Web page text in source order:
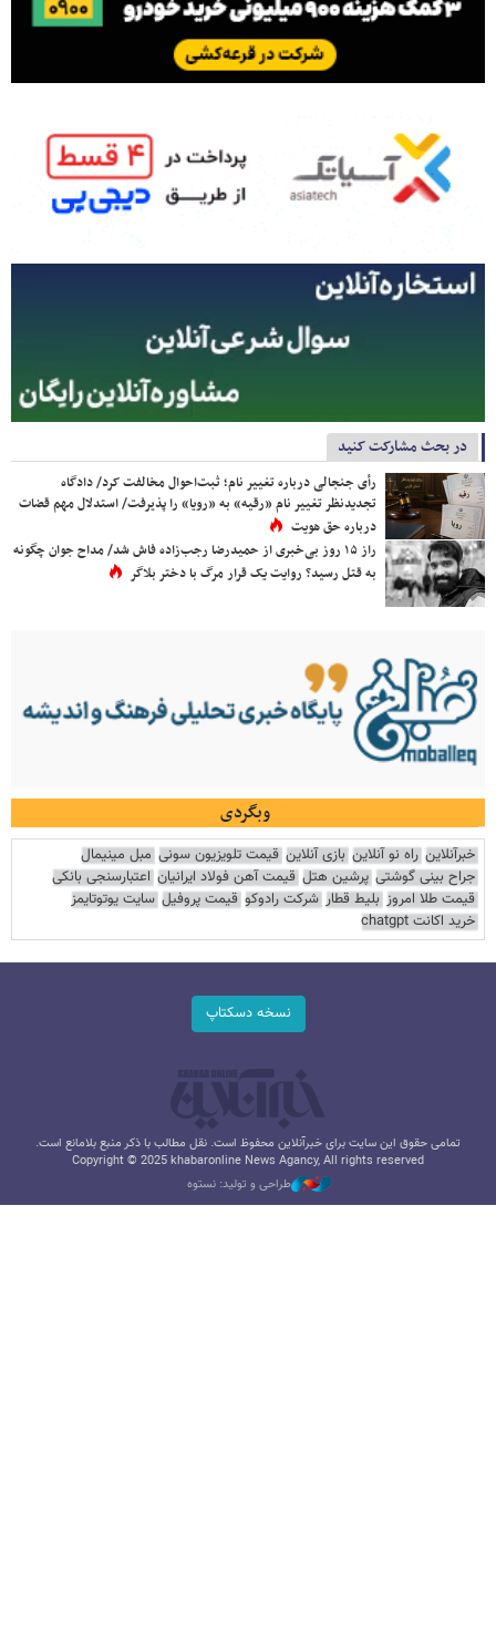
در بحث مشارکت کنید
رأی جنجالی درباره تغییر نام؛ ثبت‌احوال مخالفت کرد/ دادگاه
تجدیدنظر تغییر نام «رقیه» به «رویا» را پذیرفت/ استدلال مهم قضات
درباره حق هویت
راز ۱۵ روز بی‌خبری از حمیدرضا رجب‌زاده فاش شد/ مداح جوان چگونه
به قتل رسید؟ روایت یک قرار مرگ با دختر بلاگر
وبگردی
خبرآنلاین راه نو آنلاین بازی آنلاین قیمت تلویزیون سونی مبل مینیمال
جراح بینی گوشتی پرشین هتل قیمت آهن فولاد ایرانیان اعتبارسنجی بانکی
قیمت طلا امروز بلیط قطار شرکت رادوکو قیمت پروفیل سایت یوتوتایمز
خرید اکانت chatgpt
نسخه دسکتاپ
تمامی حقوق این سایت برای خبرآنلاین محفوظ است. نقل مطالب با ذکر منبع بلامانع است.
Copyright © 2025 khabaronline News Agancy, All rights reserved
طراحی و تولید: نستوه